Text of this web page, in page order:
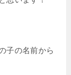
子の名前から